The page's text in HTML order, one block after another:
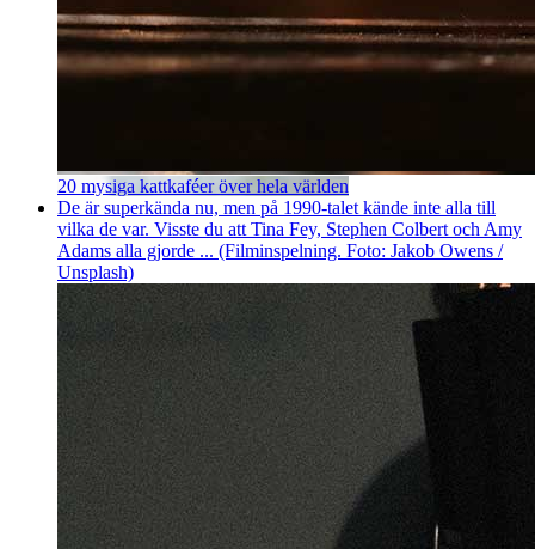
20 mysiga kattkaféer över hela världen
De är superkända nu, men på 1990-talet kände inte alla till
vilka de var. Visste du att Tina Fey, Stephen Colbert och Amy
Adams alla gjorde ... (Filminspelning. Foto: Jakob Owens /
Unsplash)